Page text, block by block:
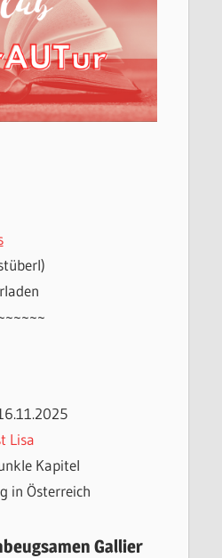
Lisa
Kapitel
in Österreich
Gallier